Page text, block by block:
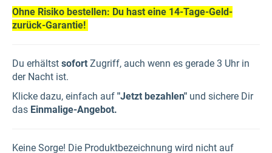
Ohne Risiko bestellen: Du hast eine 14-Tage-Geld-
zurück-Garantie!
Du erhältst sofort Zugriff, auch wenn es gerade 3 Uhr in
der Nacht ist.
Klicke dazu, einfach auf "Jetzt bezahlen" und sichere Dir
das Einmalige-Angebot.
Keine Sorge! Die Produktbezeichnung wird nicht auf